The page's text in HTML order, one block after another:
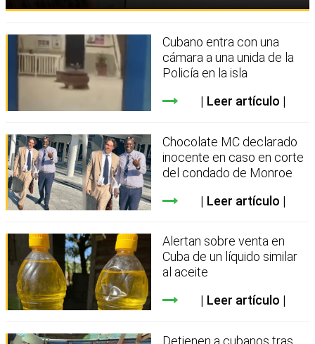
Cubano entra con una
cámara a una unida de la
Policía en la isla
Leer artículo
Chocolate MC declarado
inocente en caso en corte
del condado de Monroe
Leer artículo
Alertan sobre venta en
Cuba de un líquido similar
al aceite
Leer artículo
Detienen a cubanos tras